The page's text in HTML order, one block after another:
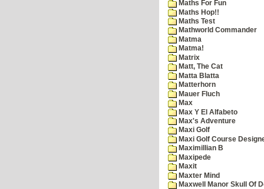
Maths For Fun
Maths Hop!!
Maths Test
Mathworld Commander
Matma
Matma!
Matrix
Matt, The Cat
Matta Blatta
Matterhorn
Mauer Fluch
Max
Max Y El Alfabeto
Max's Adventure
Maxi Golf
Maxi Golf Course
Maximillian B
Maxipede
Maxit
Maxter Mind
Maxwell Manor Skull Of